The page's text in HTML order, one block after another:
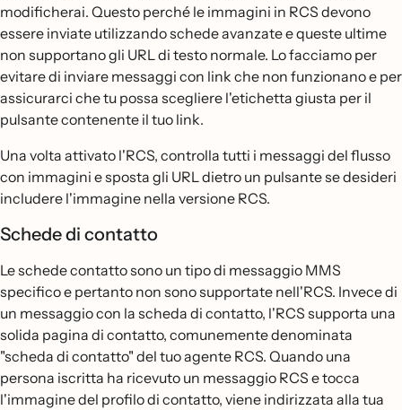
modificherai. Questo perché le immagini in RCS devono
essere inviate utilizzando schede avanzate e queste ultime
non supportano gli URL di testo normale. Lo facciamo per
evitare di inviare messaggi con link che non funzionano e per
assicurarci che tu possa scegliere l'etichetta giusta per il
pulsante contenente il tuo link.
Una volta attivato l'RCS, controlla tutti i messaggi del flusso
con immagini e sposta gli URL dietro un pulsante se desideri
includere l'immagine nella versione RCS.
Schede di contatto
Le schede contatto sono un tipo di messaggio MMS
specifico e pertanto non sono supportate nell'RCS. Invece di
un messaggio con la scheda di contatto, l'RCS supporta una
solida pagina di contatto, comunemente denominata
"scheda di contatto" del tuo agente RCS. Quando una
persona iscritta ha ricevuto un messaggio RCS e tocca
l'immagine del profilo di contatto, viene indirizzata alla tua